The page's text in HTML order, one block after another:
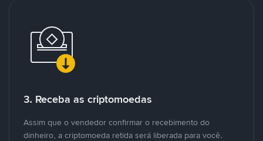
3. Receba as criptomoedas
Assim que o vendedor confirmar o recebimento do
dinheiro, a criptomoeda retida será liberada para você.